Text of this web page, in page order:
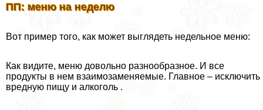
ПП: меню на неделю
Вот пример того, как может выглядеть недельное меню:
Как видите, меню довольно разнообразное. И все
продукты в нем взаимозаменяемые. Главное – исключить
вредную пищу и алкоголь .